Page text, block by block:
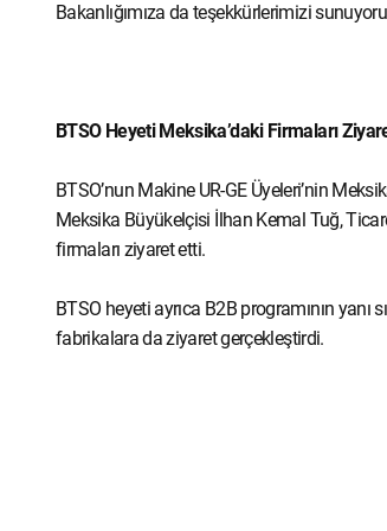
Bakanlığımıza da teşekkürlerimizi
BTSO Heyeti Meksika’daki Firmaları
BTSO’nun Makine UR-GE Üyeleri’nin
Meksika Büyükelçisi İlhan Kemal Tuğ,
firmaları ziyaret etti.
BTSO heyeti ayrıca B2B programının
fabrikalara da ziyaret gerçekleştirdi.